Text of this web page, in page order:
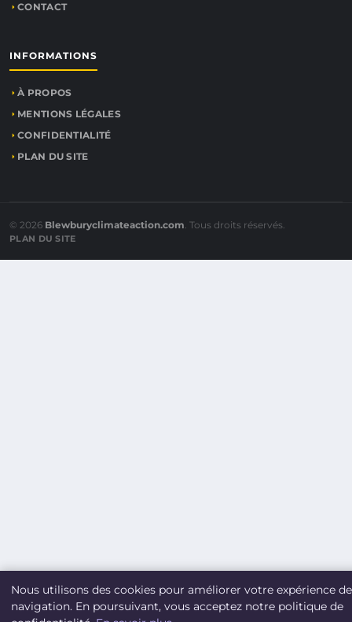
CONTACT
INFORMATIONS
À PROPOS
MENTIONS LÉGALES
CONFIDENTIALITÉ
PLAN DU SITE
© 2026 Blewburyclimateaction.com. Tous droits réservés.
PLAN DU SITE
Nous utilisons des cookies pour améliorer votre expérience de
navigation. En poursuivant, vous acceptez notre politique de